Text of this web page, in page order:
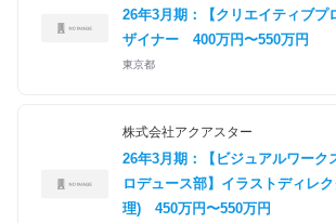
26年3月期：【クリエイティブプ
ザイナー
400万円〜550万円
東京都
株式会社アクアスター
26年3月期：【ビジュアルワーク
ロデュース部】イラストディレ
理)
450万円〜550万円